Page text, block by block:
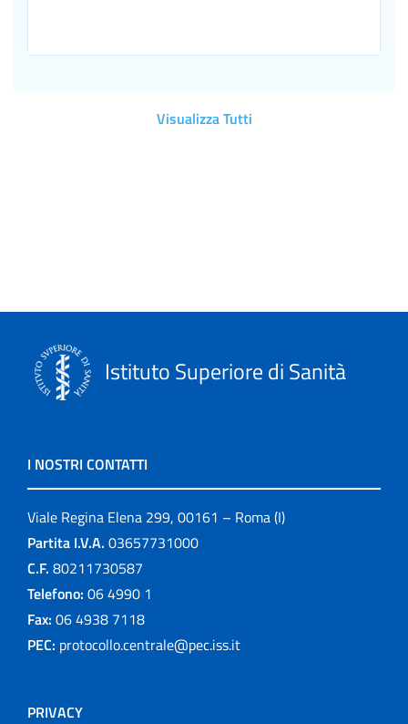
Visualizza Tutti
Istituto Superiore di Sanità
I NOSTRI CONTATTI
Viale Regina Elena 299, 00161 – Roma (I)
Partita I.V.A. 03657731000
C.F. 80211730587
Telefono: 06 4990 1
Fax: 06 4938 7118
PEC: protocollo.centrale@pec.iss.it
PRIVACY